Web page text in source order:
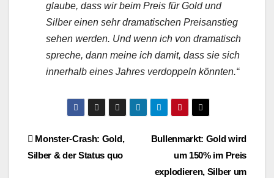
glaube, dass wir beim Preis für Gold und
Silber einen sehr dramatischen Preisanstieg
sehen werden. Und wenn ich von dramatisch
spreche, dann meine ich damit, dass sie sich
innerhalb eines Jahres verdoppeln könnten.“
BeitragsnavigationBullenmarkt: Gold wird
um 150% im Preis
explodieren, Silber um
Monster-Crash: Gold,
Silber & der Status quo